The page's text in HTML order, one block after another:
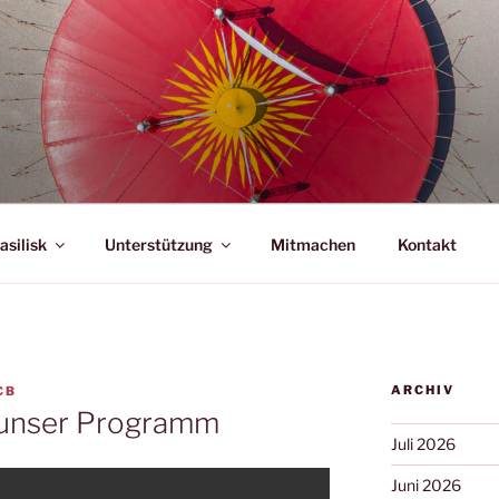
CIRCUS BASILISK
Basel
Unterstützung Mitmachen Kontakt
Programm
ARCHIV
Juli 2026
Juni 2026